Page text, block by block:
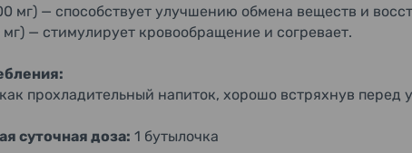
мг) — способствует улучшению обмена веществ и
— стимулирует кровообращение и согревает.
прохладительный напиток, хорошо встряхнув перед
суточная доза: 1 бутылочка